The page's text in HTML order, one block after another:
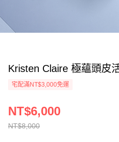
Kristen Claire 極蘊頭皮
宅配滿NT$3,000免運
NT$8,000
NT$6,000